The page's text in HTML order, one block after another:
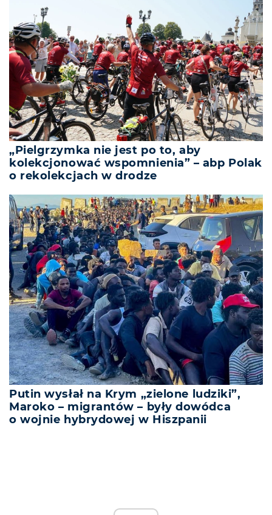
„Pielgrzymka nie jest po to, aby
kolekcjonować wspomnienia” – abp Polak
o rekolekcjach w drodze
Putin wysłał na Krym „zielone ludziki”,
Maroko – migrantów – były dowódca
o wojnie hybrydowej w Hiszpanii